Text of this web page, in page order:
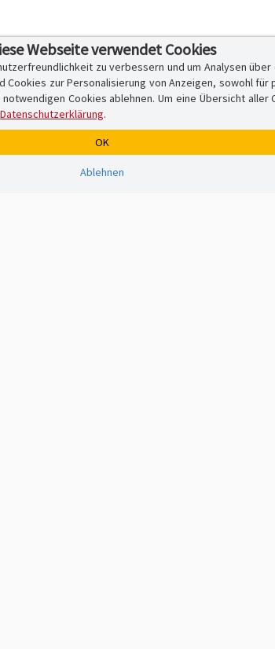
Webseite verwendet Cookies
zu verbessern und um Analysen
zur Personalisierung von Anzeigen, sowohl
Cookies ablehnen. Um eine Übersicht
Datenschutzerklärung.
OK
Ablehnen